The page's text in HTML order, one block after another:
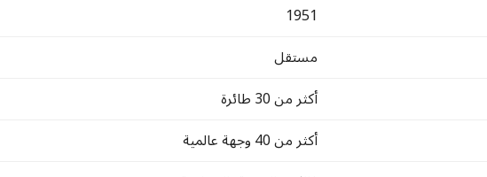
1951
مستقل
أكثر من 30 طائرة
أكثر من 40 وجهة عالمية